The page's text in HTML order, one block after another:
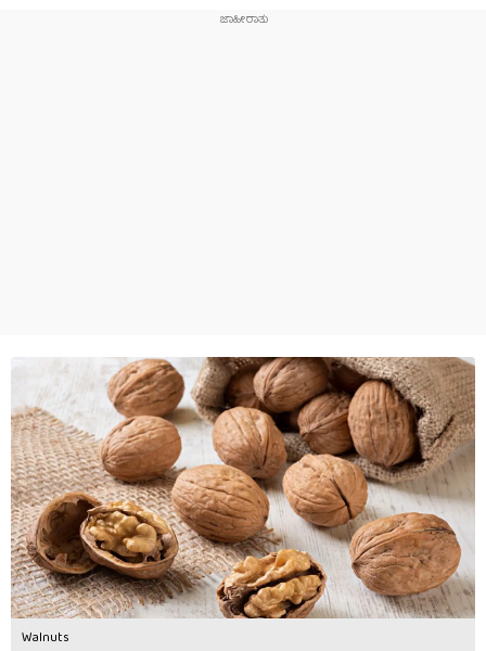
Walnuts